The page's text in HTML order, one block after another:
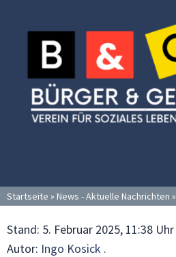
Inhalt
springen
Startseite » News - Aktuelle Nachrichten »
Stand: 5. Februar 2025, 11:38 Uhr
Autor: Ingo Kosick .